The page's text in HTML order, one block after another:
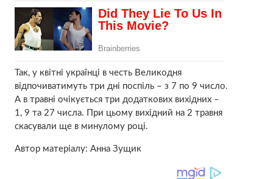
Так, у квітні українці в честь Великодня
відпочиватимуть три дні поспіль – з 7 по 9 число.
А в травні очікується три додаткових вихідних –
1, 9 та 27 числа. При цьому вихідний на 2 травня
скасували ще в минулому році.
Автор матеріалу: Анна Зущик